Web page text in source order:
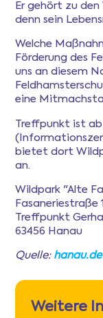
Er gehört zu
denn sein
Welche
Förderung des
uns an diesem
eine
Treffpunkt ist ab
bietet dort
an.
Wildpark "Alte
Fasaneriestraße
Treffpunkt
63456 Hanau
Quelle: hanau.de
Weitere